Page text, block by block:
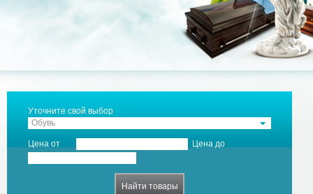
Уточните свой выбор
Обувь
Цена от Цена до